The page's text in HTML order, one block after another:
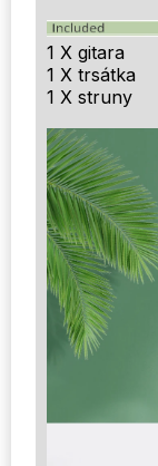
1 X gitara
1 X trsátka
1 X struny